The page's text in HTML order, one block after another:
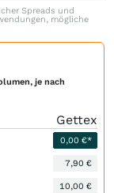
Spreads und
mögliche
je nach
Gettex
0,00 €*
7,90 €
10,00 €